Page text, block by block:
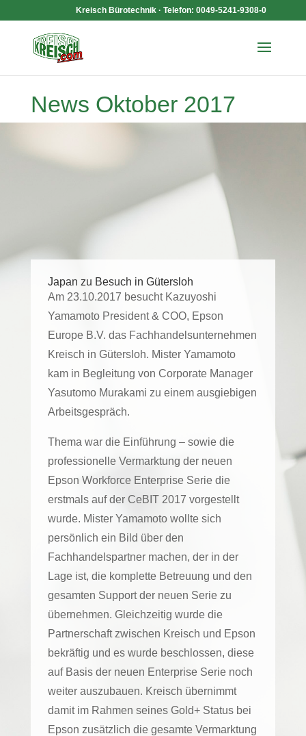
Kreisch Bürotechnik · Telefon: 0049-5241-9308-0
News Oktober 2017
Japan zu Besuch in Gütersloh
Am 23.10.2017 besucht Kazuyoshi
Yamamoto President & COO, Epson
Europe B.V. das Fachhandelsunternehmen
Kreisch in Gütersloh. Mister Yamamoto
kam in Begleitung von Corporate Manager
Yasutomo Murakami zu einem ausgiebigen
Arbeitsgespräch.
Thema war die Einführung – sowie die
professionelle Vermarktung der neuen
Epson Workforce Enterprise Serie die
erstmals auf der CeBIT 2017 vorgestellt
wurde. Mister Yamamoto wollte sich
persönlich ein Bild über den
Fachhandelspartner machen, der in der
Lage ist, die komplette Betreuung und den
gesamten Support der neuen Serie zu
übernehmen. Gleichzeitig wurde die
Partnerschaft zwischen Kreisch und Epson
bekräftig und es wurde beschlossen, diese
auf Basis der neuen Enterprise Serie noch
weiter auszubauen. Kreisch übernimmt
damit im Rahmen seines Gold+ Status bei
Epson zusätzlich die gesamte Vermarktung